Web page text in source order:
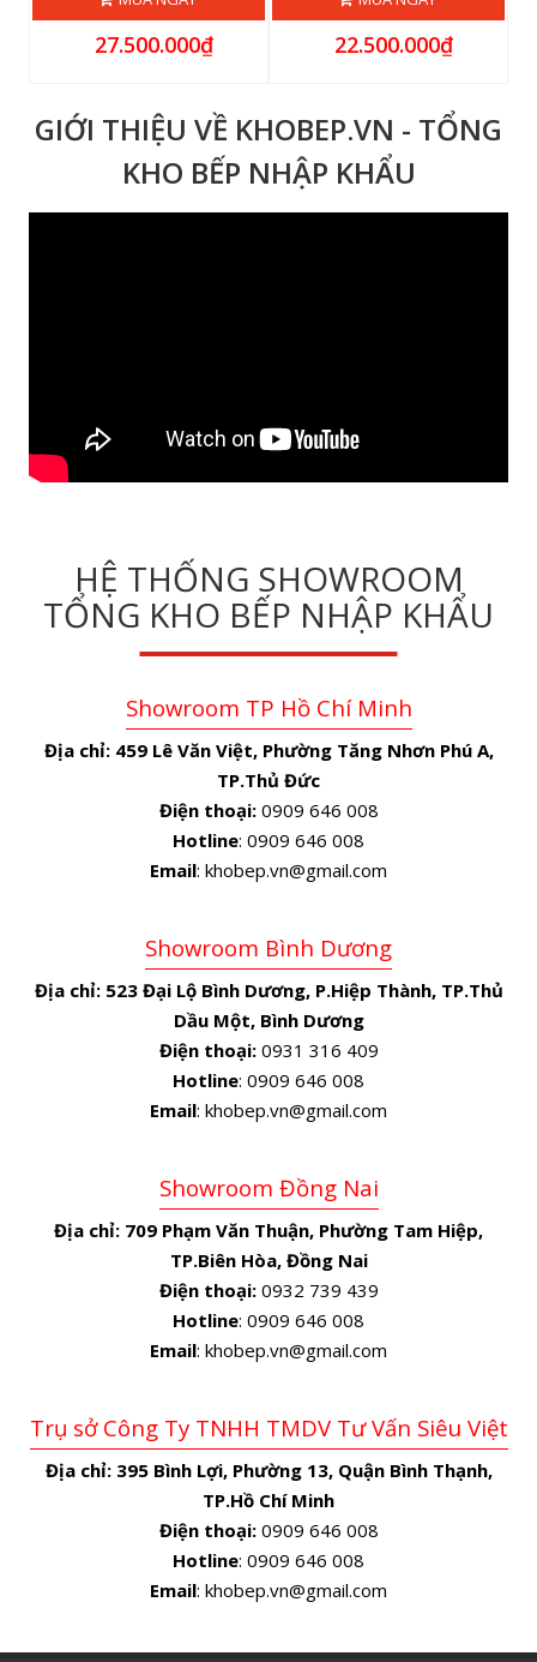
27.500.000₫ 22.500.000₫
GIỚI THIỆU VỀ KHOBEP.VN - TỔNG
KHO BẾP NHẬP KHẨU
HỆ THỐNG SHOWROOM
TỔNG KHO BẾP NHẬP KHẨU
Showroom TP Hồ Chí Minh
Địa chỉ: 459 Lê Văn Việt, Phường Tăng Nhơn Phú A,
TP.Thủ Đức
Điện thoại:0909 646 008
Hotline: 0909 646 008
Email: khobep.vn@gmail.com
Showroom Bình Dương
Địa chỉ: 523 Đại Lộ Bình Dương, P.Hiệp Thành, TP.Thủ
Dầu Một, Bình Dương
Điện thoại:0931 316 409
Hotline: 0909 646 008
Email: khobep.vn@gmail.com
Showroom Đồng Nai
Địa chỉ: 709 Phạm Văn Thuận, Phường Tam Hiệp,
TP.Biên Hòa, Đồng Nai
Điện thoại:0932 739 439
Hotline: 0909 646 008
Email: khobep.vn@gmail.com
Trụ sở Công Ty TNHH TMDV Tư Vấn Siêu Việt
Địa chỉ: 395 Bình Lợi, Phường 13, Quận Bình Thạnh,
TP.Hồ Chí Minh
Điện thoại:0909 646 008
Hotline: 0909 646 008
Email: khobep.vn@gmail.com